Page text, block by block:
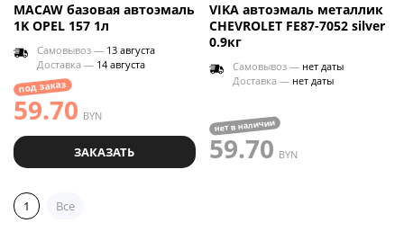
MACAW базовая автоэмаль
1K OPEL 157 1л
Самовывоз — 13 августа
Доставка — 14 августа
под заказ
59.70 BYN
ЗАКАЗАТЬ
VIKA автоэмаль металлик
CHEVROLET FE87-7052 silver
0.9кг
Самовывоз — нет даты
Доставка — нет даты
нет в наличии
59.70 BYN
1 Все